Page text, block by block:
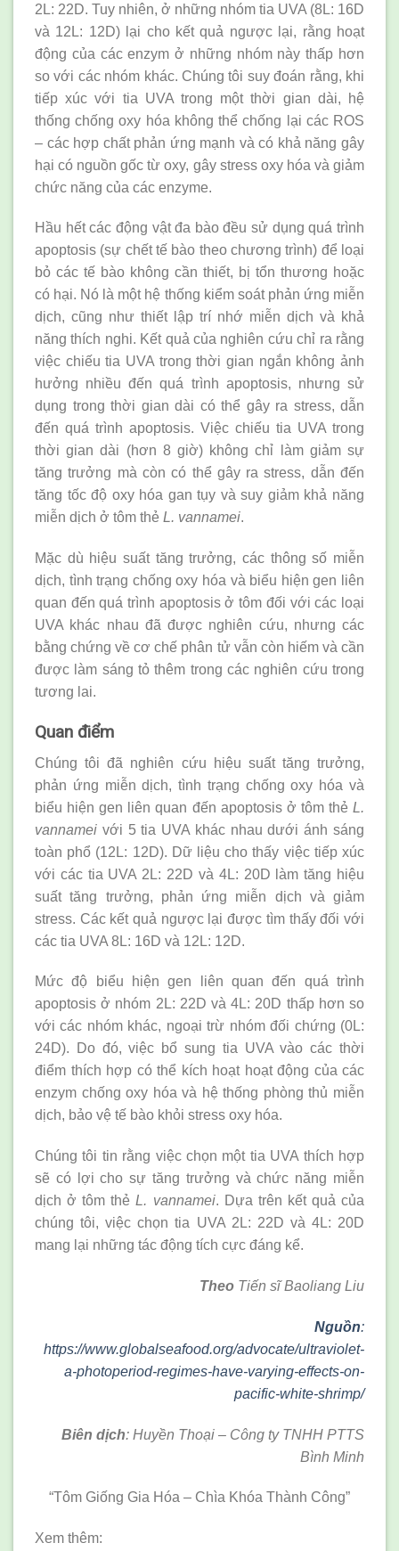
2L: 22D. Tuy nhiên, ở những nhóm tia UVA (8L: 16D
và 12L: 12D) lại cho kết quả ngược lại, rằng hoạt
động của các enzym ở những nhóm này thấp hơn
so với các nhóm khác. Chúng tôi suy đoán rằng, khi
tiếp xúc với tia UVA trong một thời gian dài, hệ
thống chống oxy hóa không thể chống lại các ROS
– các hợp chất phản ứng mạnh và có khả năng gây
hại có nguồn gốc từ oxy, gây stress oxy hóa và giảm
chức năng của các enzyme.
Hầu hết các động vật đa bào đều sử dụng quá trình
apoptosis (sự chết tế bào theo chương trình) để loại
bỏ các tế bào không cần thiết, bị tổn thương hoặc
có hại. Nó là một hệ thống kiểm soát phản ứng miễn
dịch, cũng như thiết lập trí nhớ miễn dịch và khả
năng thích nghi. Kết quả của nghiên cứu chỉ ra rằng
việc chiếu tia UVA trong thời gian ngắn không ảnh
hưởng nhiều đến quá trình apoptosis, nhưng sử
dụng trong thời gian dài có thể gây ra stress, dẫn
đến quá trình apoptosis. Việc chiếu tia UVA trong
thời gian dài (hơn 8 giờ) không chỉ làm giảm sự
tăng trưởng mà còn có thể gây ra stress, dẫn đến
tăng tốc độ oxy hóa gan tụy và suy giảm khả năng
miễn dịch ở tôm thẻ L. vannamei.
Mặc dù hiệu suất tăng trưởng, các thông số miễn
dịch, tình trạng chống oxy hóa và biểu hiện gen liên
quan đến quá trình apoptosis ở tôm đối với các loại
UVA khác nhau đã được nghiên cứu, nhưng các
bằng chứng về cơ chế phân tử vẫn còn hiếm và cần
được làm sáng tỏ thêm trong các nghiên cứu trong
tương lai.
Quan điểm
Chúng tôi đã nghiên cứu hiệu suất tăng trưởng,
phản ứng miễn dịch, tình trạng chống oxy hóa và
biểu hiện gen liên quan đến apoptosis ở tôm thẻ L.
vannamei với 5 tia UVA khác nhau dưới ánh sáng
toàn phổ (12L: 12D). Dữ liệu cho thấy việc tiếp xúc
với các tia UVA 2L: 22D và 4L: 20D làm tăng hiệu
suất tăng trưởng, phản ứng miễn dịch và giảm
stress. Các kết quả ngược lại được tìm thấy đối với
các tia UVA 8L: 16D và 12L: 12D.
Mức độ biểu hiện gen liên quan đến quá trình
apoptosis ở nhóm 2L: 22D và 4L: 20D thấp hơn so
với các nhóm khác, ngoại trừ nhóm đối chứng (0L:
24D). Do đó, việc bổ sung tia UVA vào các thời
điểm thích hợp có thể kích hoạt hoạt động của các
enzym chống oxy hóa và hệ thống phòng thủ miễn
dịch, bảo vệ tế bào khỏi stress oxy hóa.
Chúng tôi tin rằng việc chọn một tia UVA thích hợp
sẽ có lợi cho sự tăng trưởng và chức năng miễn
dịch ở tôm thẻL. vannamei. Dựa trên kết quả của
chúng tôi, việc chọn tia UVA 2L: 22D và 4L: 20D
mang lại những tác động tích cực đáng kể.
Theo Tiến sĩ Baoliang Liu
Nguồn:
https://www.globalseafood.org/advocate/ultraviolet-
a-photoperiod-regimes-have-varying-effects-on-
pacific-white-shrimp/
Biên dịch: Huyền Thoại – Công ty TNHH PTTS
Bình Minh
“Tôm Giống Gia Hóa – Chìa Khóa Thành Công”
Xem thêm: